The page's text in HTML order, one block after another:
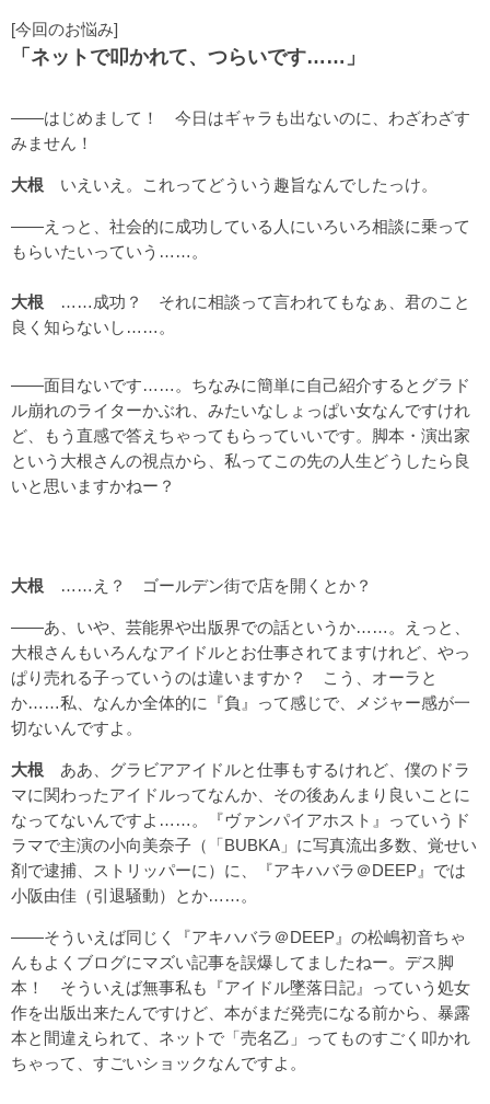
[今回のお悩み]
「ネットで叩かれて、つらいです……」
――はじめまして！ 今日はギャラも出ないのに、わざわざす
みません！
大根 いえいえ。これってどういう趣旨なんでしたっけ。
――えっと、社会的に成功している人にいろいろ相談に乗って
もらいたいっていう……。
大根 ……成功？ それに相談って言われてもなぁ、君のこと
良く知らないし……。
――面目ないです……。ちなみに簡単に自己紹介するとグラド
ル崩れのライターかぶれ、みたいなしょっぱい女なんですけれ
ど、もう直感で答えちゃってもらっていいです。脚本・演出家
という大根さんの視点から、私ってこの先の人生どうしたら良
いと思いますかねー？
大根 ……え？ ゴールデン街で店を開くとか？
――あ、いや、芸能界や出版界での話というか……。えっと、
大根さんもいろんなアイドルとお仕事されてますけれど、やっ
ぱり売れる子っていうのは違いますか？ こう、オーラと
か……私、なんか全体的に『負』って感じで、メジャー感が一
切ないんですよ。
大根 ああ、グラビアアイドルと仕事もするけれど、僕のドラ
マに関わったアイドルってなんか、その後あんまり良いことに
なってないんですよ……。『ヴァンパイアホスト』っていうド
ラマで主演の小向美奈子（「BUBKA」に写真流出多数、覚せい
剤で逮捕、ストリッパーに）に、『アキハバラ＠DEEP』では
小阪由佳（引退騒動）とか……。
――そういえば同じく『アキハバラ＠DEEP』の松嶋初音ちゃ
んもよくブログにマズい記事を誤爆してましたねー。デス脚
本！ そういえば無事私も『アイドル墜落日記』っていう処女
作を出版出来たんですけど、本がまだ発売になる前から、暴露
本と間違えられて、ネットで「売名乙」ってものすごく叩かれ
ちゃって、すごいショックなんですよ。